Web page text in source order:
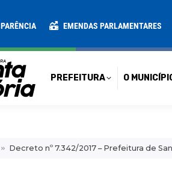
EMENDAS PARLAMENTARES
PREFEITURA O
Decreto nº 7.342/2017 – Prefeitura de